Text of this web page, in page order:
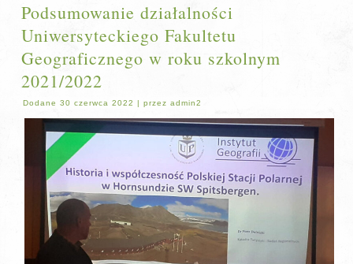
Podsumowanie działalności
Uniwersyteckiego Fakultetu
Geograficznego w roku szkolnym
2021/2022
Dodane 30 czerwca 2022 |przez admin2